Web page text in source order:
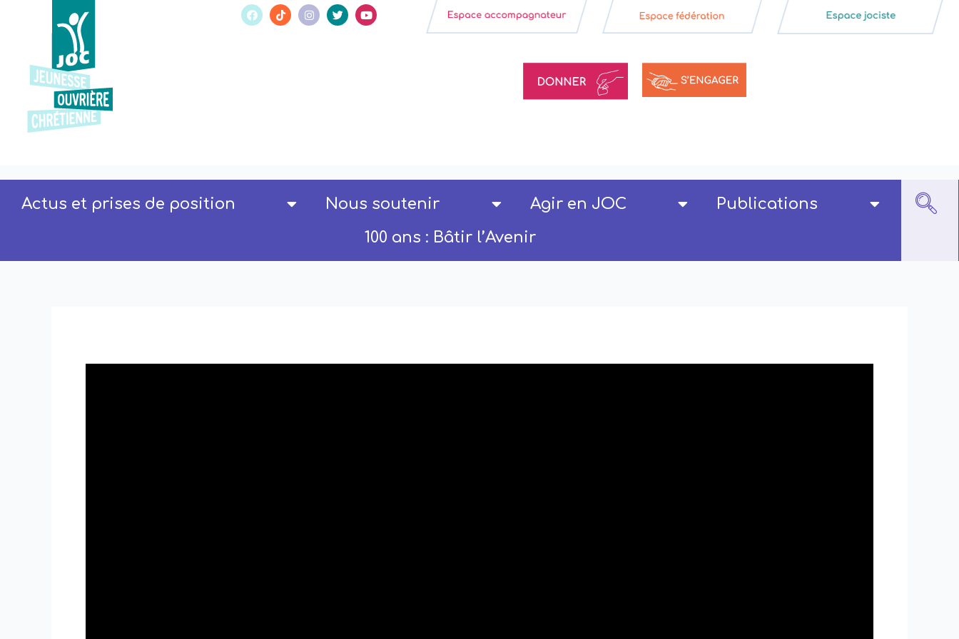
Actus et prises de position Nous soutenir Agir en JOC
Publications
100 ans : Bâtir l’Avenir